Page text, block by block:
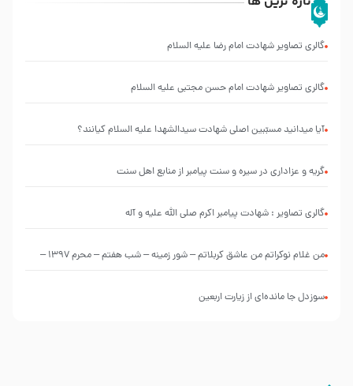
گالری تصاویر شهادت امام رضا علیه السلام
گالری تصاویر شهادت امام حسن مجتبی علیه السلام
آیا میدانید مسبّبین اصلی شهادت سیدالشهدا علیه ‌السلام کیانند؟
گریه و عزاداری در سیره و سنت پیامبر از منابع اهل سنت
گالری تصاویر : شهادت پیامبر اکرم صلی الله علیه و آله
من غلام نوکراتم من عاشق کربلاتم – شور زمینه – شب هفتم – محرم 1397 –
سوزدل جا مانده‌ای از زیارت اربعین